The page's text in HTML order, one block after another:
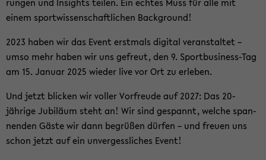
einem sport­wis­sen­schaft­li­chen Back­ground!
2023 haben wir das Event erst­mals di­gi­tal ver­an­stal­tet –
umso mehr haben wir uns ge­freut, den 9. Sportbusiness-​Tag
am 15. Ja­nu­ar 2025 wie­der live vor Ort zu er­le­ben.
Und jetzt bli­cken wir vol­ler Vor­freu­de auf 2027: Das 20-​
jährige Ju­bi­lä­um steht an! Wir sind ge­spannt, wel­che span­
nen­den Gäste wir dann be­grü­ßen dür­fen – und freu­en uns
schon jetzt auf ein un­ver­gess­li­ches Event!